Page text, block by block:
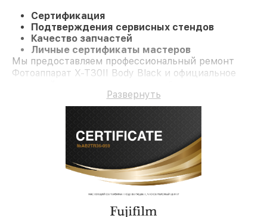
Сертификация
Подтверждения сервисных стендов
Качество запчастей
Личные сертификаты мастеров
Мы предоставляем профессиональный ремонт
Фотоаппарат X-T30II Body Black и официальное
Развернуть